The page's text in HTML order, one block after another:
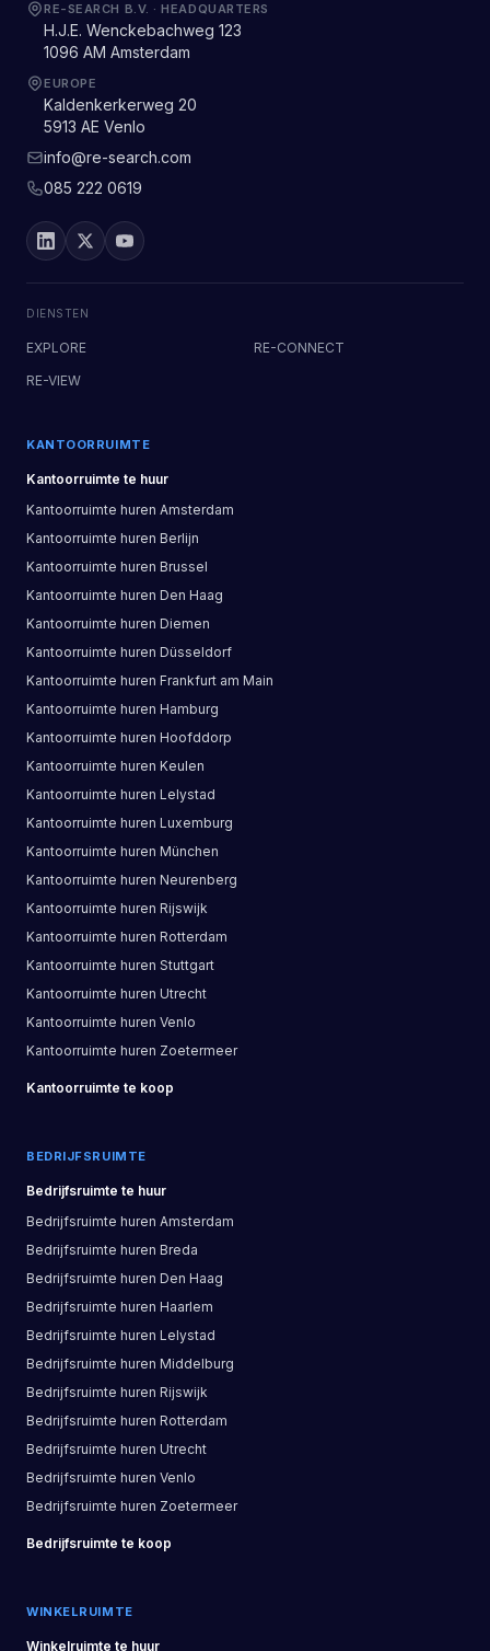
RE-SEARCH B.V. ·HEADQUARTERS
H.J.E. Wenckebachweg 123
1096 AM Amsterdam
EUROPE
Kaldenkerkerweg 20
5913 AE Venlo
info@re-search.com
085 222 0619
DIENSTEN
EXPLORE
RE-CONNECT
RE-VIEW
KANTOORRUIMTE
Kantoorruimte te huur
Kantoorruimte huren Amsterdam
Kantoorruimte huren Berlijn
Kantoorruimte huren Brussel
Kantoorruimte huren Den Haag
Kantoorruimte huren Diemen
Kantoorruimte huren Düsseldorf
Kantoorruimte huren Frankfurt am Main
Kantoorruimte huren Hamburg
Kantoorruimte huren Hoofddorp
Kantoorruimte huren Keulen
Kantoorruimte huren Lelystad
Kantoorruimte huren Luxemburg
Kantoorruimte huren München
Kantoorruimte huren Neurenberg
Kantoorruimte huren Rijswijk
Kantoorruimte huren Rotterdam
Kantoorruimte huren Stuttgart
Kantoorruimte huren Utrecht
Kantoorruimte huren Venlo
Kantoorruimte huren Zoetermeer
Kantoorruimte te koop
BEDRIJFSRUIMTE
Bedrijfsruimte te huur
Bedrijfsruimte huren Amsterdam
Bedrijfsruimte huren Breda
Bedrijfsruimte huren Den Haag
Bedrijfsruimte huren Haarlem
Bedrijfsruimte huren Lelystad
Bedrijfsruimte huren Middelburg
Bedrijfsruimte huren Rijswijk
Bedrijfsruimte huren Rotterdam
Bedrijfsruimte huren Utrecht
Bedrijfsruimte huren Venlo
Bedrijfsruimte huren Zoetermeer
Bedrijfsruimte te koop
WINKELRUIMTE
Winkelruimte te huur